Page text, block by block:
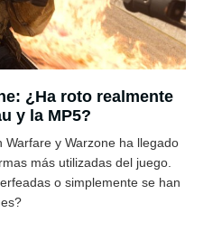
¿Ha roto realmente
y la MP5?
y Warzone ha llegado
más utilizadas del juego.
o simplemente se han